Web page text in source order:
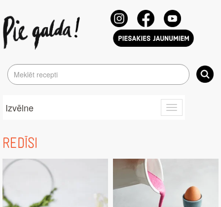
Toggle
navigation
Izvēlne
REDĪSI